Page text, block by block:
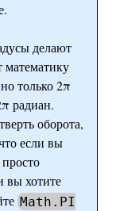
делают
только 2π
радиан.
оборота,
если вы
вы хотите
Math.PI